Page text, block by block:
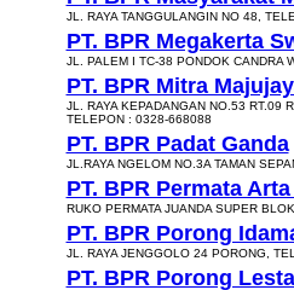
JL. RAYA TANGGULANGIN NO 48,
PT. BPR Megakerta
JL. PALEM I TC-38 PONDOK CANDRA
PT. BPR Mitra
JL. RAYA KEPADANGAN NO.53 RT.09
TELEPON : 0328-668088
PT. BPR Padat Ganda
JL.RAYA NGELOM NO.3A TAMAN
PT. BPR Permata
RUKO PERMATA JUANDA SUPER
PT. BPR Porong
JL. RAYA JENGGOLO 24 PORONG,
PT. BPR Porong